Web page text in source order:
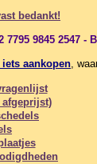
bedankt!
7795 9845 2547 -
aankopen,
afgeprijst)